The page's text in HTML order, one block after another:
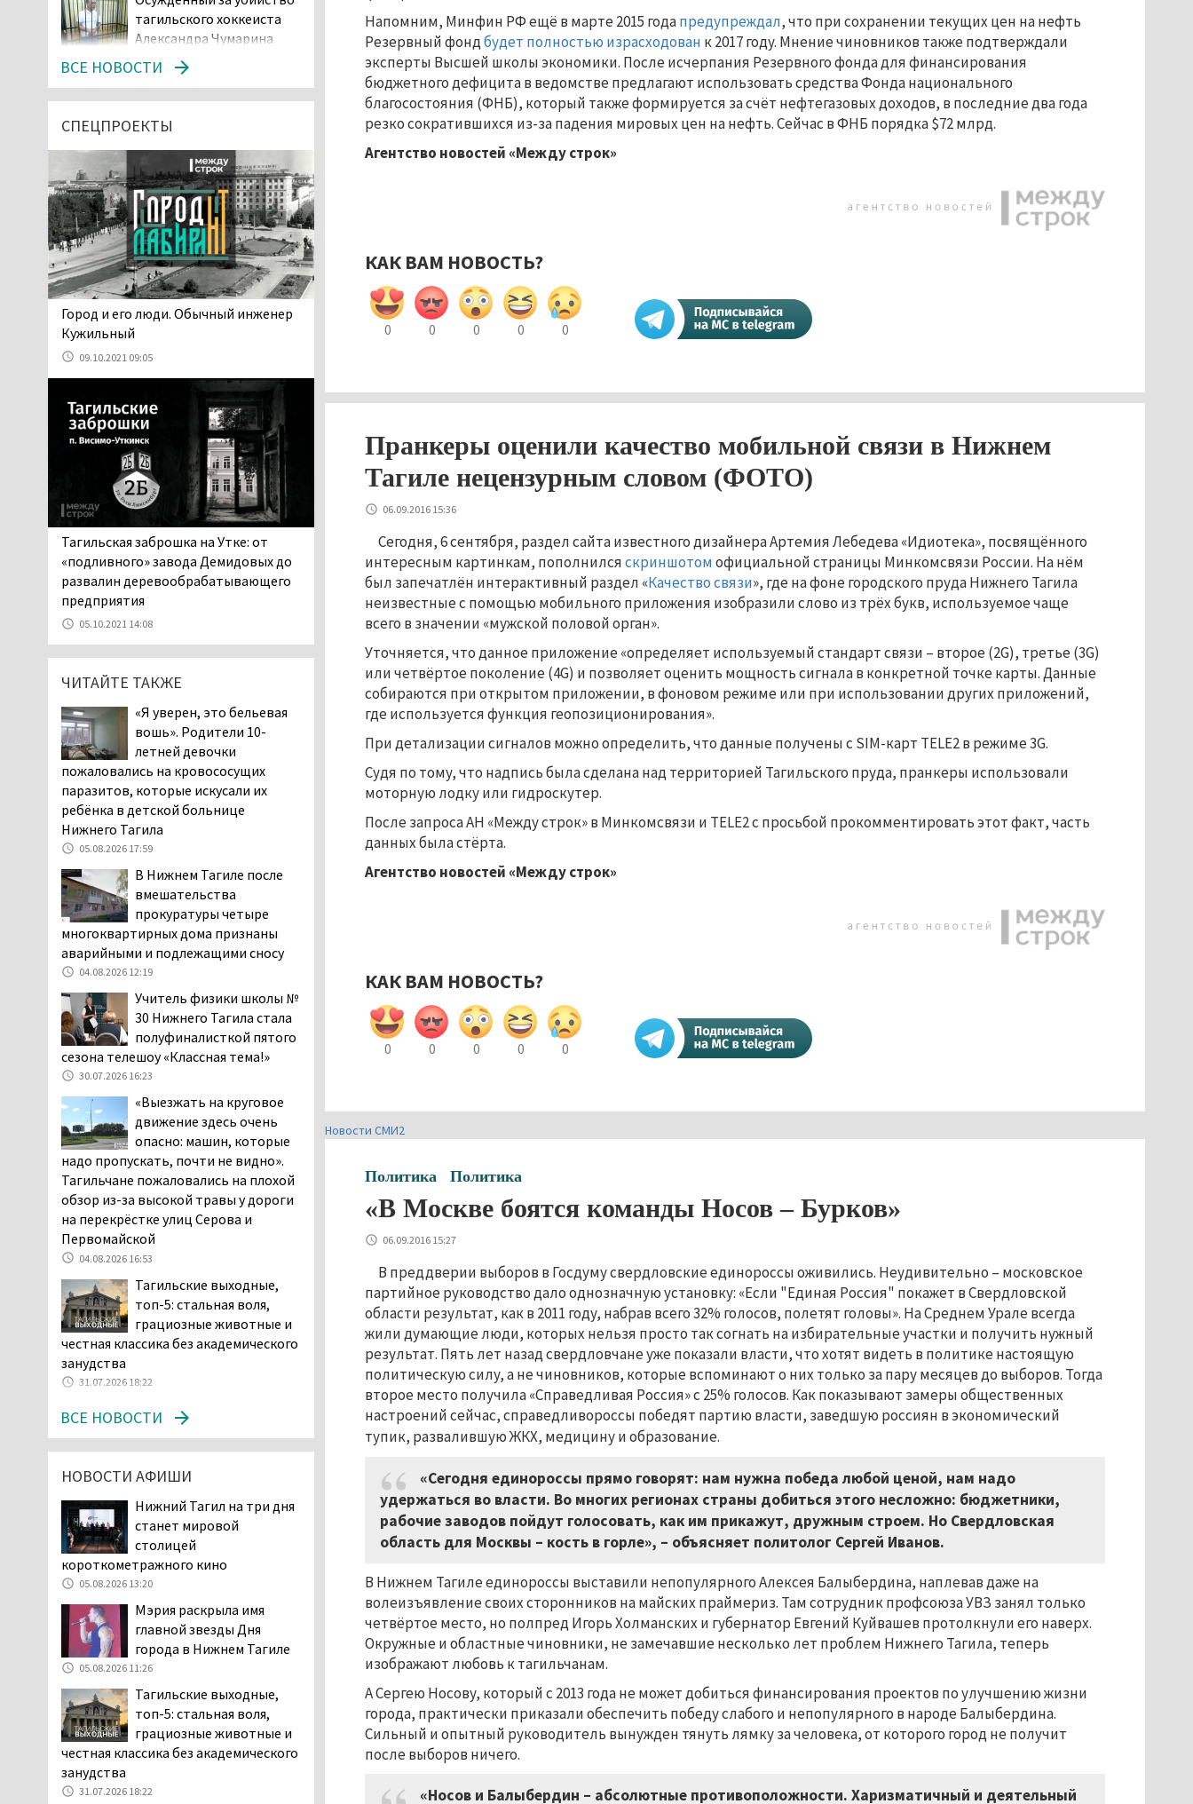
Напомним, Минфин РФ ещё в марте 2015 годапредупреждал, что при сохранении текущих цен на нефть
Резервный фондбудет полностью израсходован к 2017 году. Мнение чиновников также подтверждали
эксперты Высшей школы экономики. После исчерпания Резервного фонда для финансирования
бюджетного дефицита в ведомстве предлагают использовать средства Фонда национального
благосостояния (ФНБ), который также формируется за счёт нефтегазовых доходов, в последние два года
резко сократившихся из-за падения мировых цен на нефть. Сейчас в ФНБ порядка $72 млрд.
Агентство новостей «Между строк»
КАК ВАМ НОВОСТЬ?
0 0 0 0 0
Пранкеры оценили качество мобильной связи в Нижнем
Тагиле нецензурным словом (ФОТО)
06.09.2016 15:36
Сегодня, 6 сентября, раздел сайта известного дизайнера Артемия Лебедева «Идиотека», посвящённого
интересным картинкам, пополнилсяскриншотомофициальной страницы Минкомсвязи России. На нём
был запечатлён интерактивный раздел «Качество связи», где на фоне городского пруда Нижнего Тагила
неизвестные с помощью мобильного приложения изобразили слово из трёх букв, используемое чаще
всего в значении «мужской половой орган».
Уточняется, что данное приложение «определяет используемый стандарт связи – второе (2G), третье (3G)
или четвёртое поколение (4G) и позволяет оценить мощность сигнала в конкретной точке карты. Данные
собираются при открытом приложении, в фоновом режиме или при использовании других приложений,
где используется функция геопозиционирования».
При детализации сигналов можно определить, что данные получены с SIM-карт TELE2 в режиме 3G.
Судя по тому, что надпись была сделана над территорией Тагильского пруда, пранкеры использовали
моторную лодку или гидроскутер.
После запроса АН «Между строк» в Минкомсвязи и TELE2 с просьбой прокомментировать этот факт, часть
данных была стёрта.
Агентство новостей «Между строк»
КАК ВАМ НОВОСТЬ?
0 0 0 0 0
Новости СМИ2
Политика Политика
«В Москве боятся команды Носов – Бурков»
06.09.2016 15:27
В преддверии выборов в Госдуму свердловские единороссы оживились. Неудивительно – московское
партийное руководство дало однозначную установку: «Если "Единая Россия" покажет в Свердловской
области результат, как в 2011 году, набрав всего 32% голосов, полетят головы». На Среднем Урале всегда
жили думающие люди, которых нельзя просто так согнать на избирательные участки и получить нужный
результат. Пять лет назад свердловчане уже показали власти, что хотят видеть в политике настоящую
политическую силу, а не чиновников, которые вспоминают о них только за пару месяцев до выборов. Тогда
второе место получила «Справедливая Россия» с 25% голосов. Как показывают замеры общественных
настроений сейчас, справедливороссы победят партию власти, заведшую россиян в экономический
тупик, развалившую ЖКХ, медицину и образование.
«Сегодня единороссы прямо говорят: нам нужна победа любой ценой, нам надо
удержаться во власти. Во многих регионах страны добиться этого несложно: бюджетники,
рабочие заводов пойдут голосовать, как им прикажут, дружным строем. Но Свердловская
область для Москвы – кость в горле», – объясняет политолог Сергей Иванов.
В Нижнем Тагиле единороссы выставили непопулярного Алексея Балыбердина, наплевав даже на
волеизъявление своих сторонников на майских праймериз. Там сотрудник профсоюза УВЗ занял только
четвёртое место, но полпред Игорь Холманских и губернатор Евгений Куйвашев протолкнули его наверх.
Окружные и областные чиновники, не замечавшие несколько лет проблем Нижнего Тагила, теперь
изображают любовь к тагильчанам.
А Сергею Носову, который с 2013 года не может добиться финансирования проектов по улучшению жизни
города, практически приказали обеспечить победу слабого и непопулярного в народе Балыбердина.
Сильный и опытный руководитель вынужден тянуть лямку за человека, от которого город не получит
после выборов ничего.
«Носов и Балыбердин – абсолютные противоположности. Харизматичный и деятельный
тагильского хоккеиста
Александра Чумарина
Самат Хазипов в очередной раз
попал на скамью подсудимых
Уральского депутата
назвавшего незамужних
женщин неполноценными людьми, а
неженатых мужчин — инвалидами,
проверит прокуратура (ВИДЕО)
05.08.2026 14:40
На водоёмах
Свердловской области с
начала купального сезона
погиб 21 человек
станет мировой
столицей
короткометражного кино
05.08.2026 13:20
Мэрия раскрыла имя
главной звезды Дня
города в Нижнем Тагиле
В Нижнем Тагиле
разыскивают 45-летнего
Виталия Говорухина
Во втором квартале
текущего года
мошенники украли у
рублей
05.08.2026 10:58
Жителей центра Нижнего
Тагила напугала система
оповещения о
заложенной бомбе
04.08.2026 17:57
«Выезжать на круговое
движение здесь очень
опасно: машин, которые
надо пропускать, почти не видно».
Тагильчане пожаловались на плохой
обзор из-за высокой травы у дороги
Первомайской
04.08.2026 16:53
Отлавливать собак в
Нижнем Тагиле будут
04.08.2026 15:26
На фоне острой нехватки
полицейских в Нижнем
Тагиле растёт
подростковая преступность
04.08.2026 14:58
Нижний Тагил — лидер по
выявленным нарушениям
при утилизации
строительного мусора
04.08.2026 13:45
Как достать соседа-
Тагиле жильцы частного
затяжную, бессмысленную и
беспощадную «психологическую
04.08.2026 12:30
В Нижнем Тагиле после
вмешательства
прокуратуры четыре
многоквартирных дома признаны
аварийными и подлежащими сносу
04.08.2026 12:19
В России хотят ввести
обязательное
уведомление водителей
об эвакуации автомобиля через
портал «Госуслуги»
04.08.2026 12:17
Тагильские коммунисты
кандидатов на выборах в
ВСЕ НОВОСТИ
СПЕЦПРОЕКТЫ
​​​​​​​Город и его люди. Обычный инженер
Кужильный
09.10.2021 09:05
Тагильская заброшка на Утке: от
«подливного» завода Демидовых до
развалин деревообрабатывающего
предприятия
05.10.2021 14:08
ЧИТАЙТЕ ТАКЖЕ
«Я уверен, это бельевая
вошь». Родители 10-
летней девочки
пожаловались на кровососущих
паразитов, которые искусали их
ребёнка в детской больнице
Нижнего Тагила
05.08.2026 17:59
В Нижнем Тагиле после
вмешательства
прокуратуры четыре
многоквартирных дома признаны
аварийными и подлежащими сносу
04.08.2026 12:19
Учитель физики школы №
30 Нижнего Тагила стала
полуфиналисткой пятого
сезона телешоу «Классная тема!»
30.07.2026 16:23
«Выезжать на круговое
движение здесь очень
опасно: машин, которые
надо пропускать, почти не видно».
Тагильчане пожаловались на плохой
обзор из-за высокой травы у дороги
на перекрёстке улиц Серова и
Первомайской
04.08.2026 16:53
Тагильские выходные,
топ-5: стальная воля,
грациозные животные и
честная классика без академического
занудства
31.07.2026 18:22
ВСЕ НОВОСТИ
НОВОСТИ АФИШИ
Нижний Тагил на три дня
станет мировой
столицей
короткометражного кино
05.08.2026 13:20
Мэрия раскрыла имя
главной звезды Дня
города в Нижнем Тагиле
05.08.2026 11:26
Тагильские выходные,
топ-5: стальная воля,
грациозные животные и
честная классика без академического
занудства
31.07.2026 18:22